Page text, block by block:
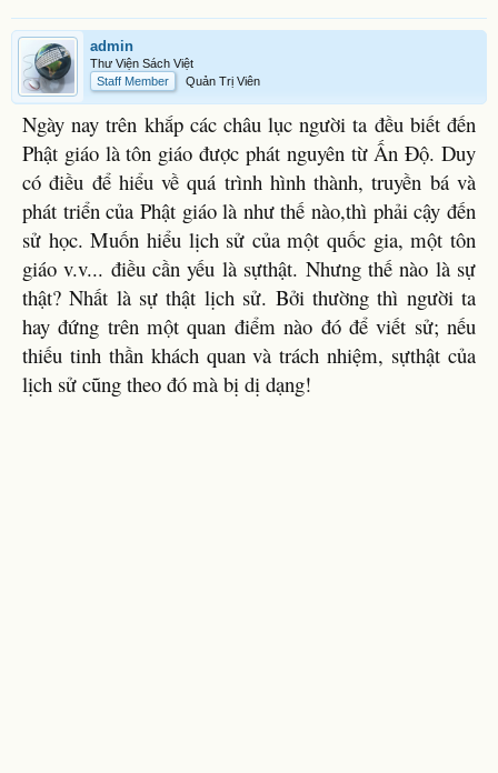
admin
Thư Viện Sách Việt
Staff Member
Quản Trị Viên
Ngày nay trên khắp các châu lục người ta đều biết đến
Phật giáo là tôn giáo được phát nguyên từ Ấn Độ. Duy
có điều để hiểu về quá trình hình thành, truyền bá và
phát triển của Phật giáo là như thế nào,thì phải cậy đến
sử học. Muốn hiểu lịch sử của một quốc gia, một tôn
giáo v.v... điều cần yếu là sựthật. Nhưng thế nào là sự
thật? Nhất là sự thật lịch sử. Bởi thường thì người ta
hay đứng trên một quan điểm nào đó để viết sử; nếu
thiếu tinh thần khách quan và trách nhiệm, sựthật của
lịch sử cũng theo đó mà bị dị dạng!